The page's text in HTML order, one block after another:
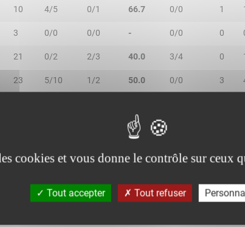
10 4/5 0/1 66.7 0/0 1
3 0/0 0/0 - 0/0 0
21 0/2 2/3 40.0 3/4 0
23 5/10 1/2 50.0 0/0 3
33.3
cookies et vous donne le contrôle sur ceux
Tout accepter Tout refuser